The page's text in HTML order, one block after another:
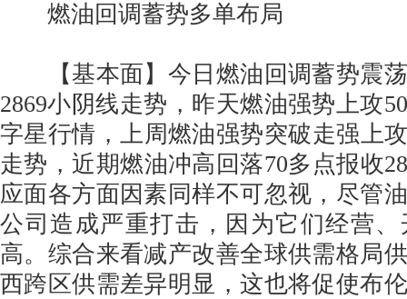
燃油回调蓄势多单布局
【基本面】今日燃油回调蓄势震荡
2869小阴线走势，昨天燃油强势上攻
字星行情，上周燃油强势突破走强上
走势，近期燃油冲高回落70多点报收
应面各方面因素同样不可忽视，尽管
公司造成严重打击，因为它们经营
高。综合来看减产改善全球供需格局
西跨区供需差异明显，这也将促使布